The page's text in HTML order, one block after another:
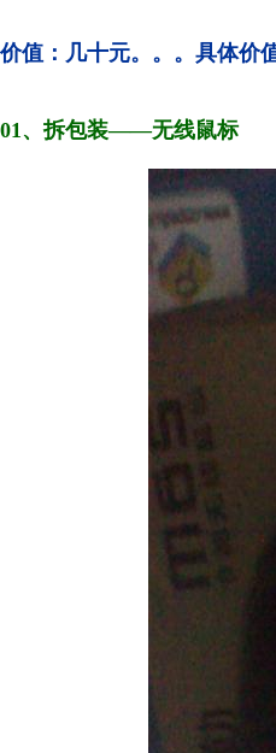
价值：几十元。。。具体价
01、拆包装——无线鼠标